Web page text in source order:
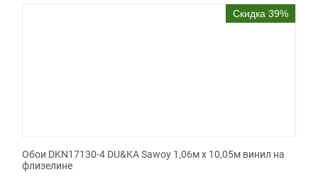
Скидка 39%
Обои DKN17130-4 DU&KA Sawoy 1,06м х 10,05м винил на
флизелине